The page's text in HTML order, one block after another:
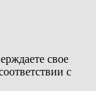
свое
с